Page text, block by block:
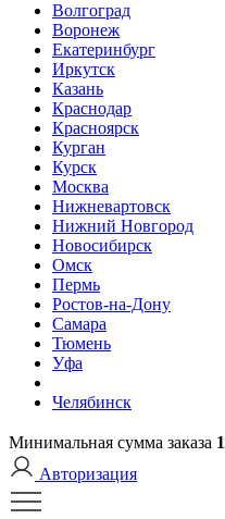
Волгоград
Воронеж
Екатеринбург
Иркутск
Казань
Краснодар
Красноярск
Курган
Курск
Москва
Нижневартовск
Нижний Новгород
Новосибирск
Омск
Пермь
Ростов-на-Дону
Самара
Тюмень
Уфа
Челябинск
Минимальная сумма заказа
Авторизация